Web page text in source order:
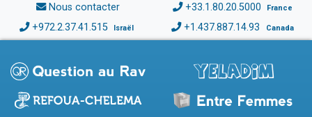
Nous contacter +33.1.80.20.5000 France
+972.2.37.41.515 Israël +1.437.887.14.93 Canada